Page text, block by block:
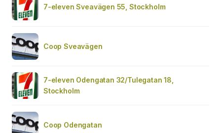
7-eleven Sveavägen 55, Stockholm
Coop Sveavägen
7-eleven Odengatan 32/Tulegatan 18,
Stockholm
Coop Odengatan